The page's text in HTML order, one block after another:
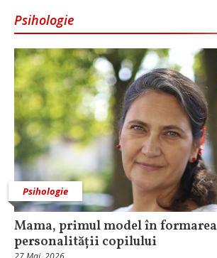
Psihologie
Psihologie
Mama, primul model în formarea
personalității copilului